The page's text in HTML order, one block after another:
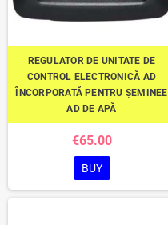
REGULATOR DE UNITATE DE
CONTROL ELECTRONICĂ AD
ÎNCORPORATĂ PENTRU ȘEMINEE
AD DE APĂ
€65.00
BUY